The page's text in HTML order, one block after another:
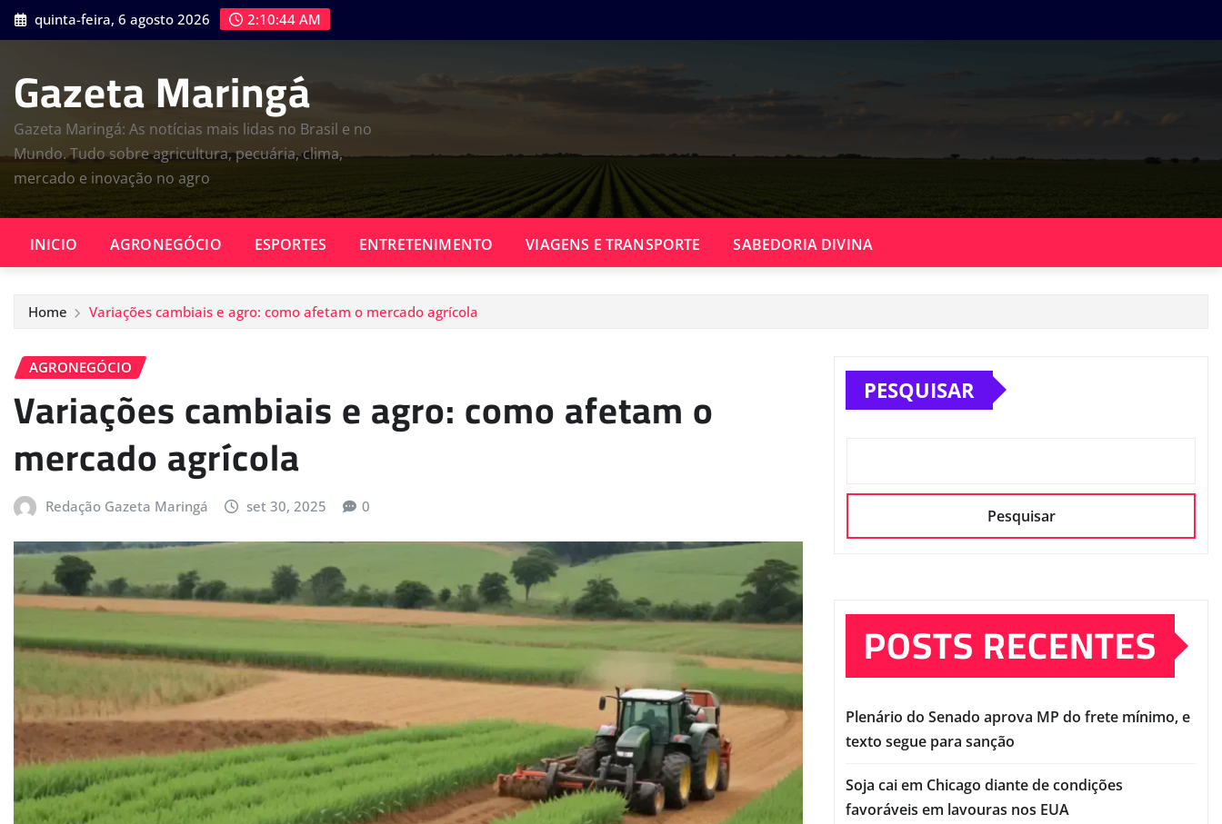
Skip
to
quinta-feira, 6 agosto 2026 2:10:45 AM
Gazeta Maringá
Gazeta Maringá: As notícias mais lidas no Brasil e no
Mundo. Tudo sobre agricultura, pecuária, clima,
mercado e inovação no agro
INICIO AGRONEGÓCIO ESPORTES ENTRETENIMENTO VIAGENS E TRANSPORTE SABEDORIA DIVINA
Home Variações cambiais e agro: como afetam o mercado agrícola
AGRONEGÓCIO
Variações cambiais e agro: como afetam o
mercado agrícola
Redação Gazeta Maringá set 30, 2025 0
PESQUISAR
Pesquisar
POSTS RECENTES
Plenário do Senado aprova MP do frete mínimo, e
texto segue para sanção
Soja cai em Chicago diante de condições
favoráveis em lavouras nos EUA